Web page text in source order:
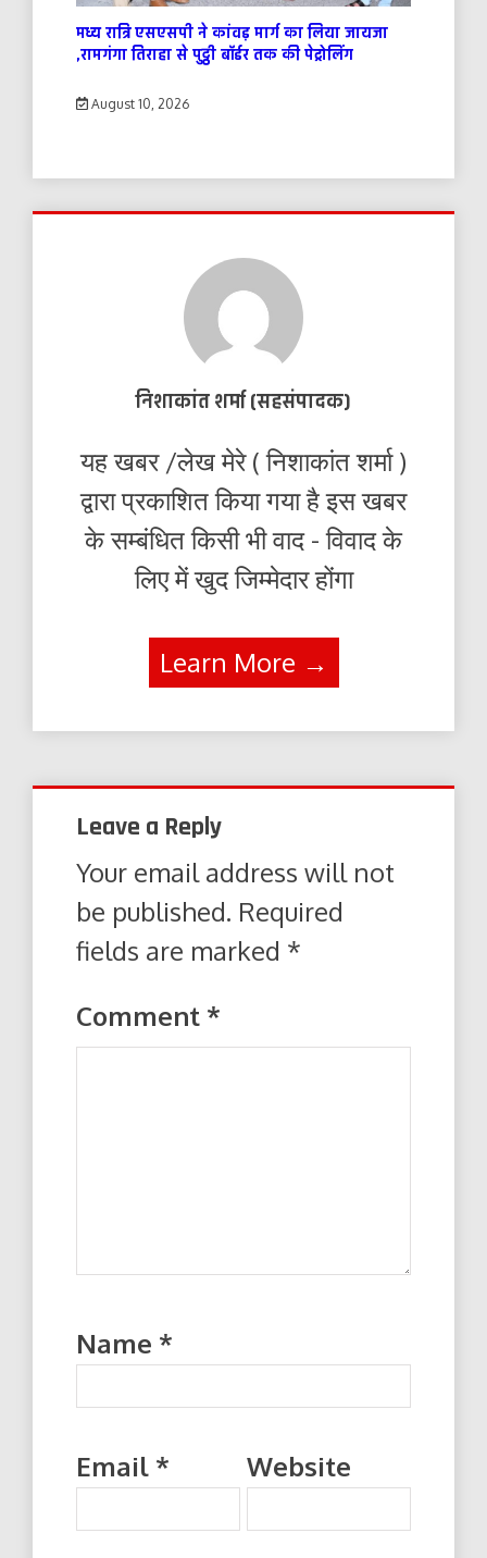
मध्य रात्रि एसएसपी ने कांवड़ मार्ग का लिया जायजा
,रामगंगा तिराहा से पुट्ठी बॉर्डर तक की पेट्रोलिंग
August 10, 2026
निशाकांत शर्मा (सहसंपादक)
यह खबर /लेख मेरे ( निशाकांत शर्मा )
द्वारा प्रकाशित किया गया है इस खबर
के सम्बंधित किसी भी वाद - विवाद के
लिए में खुद जिम्मेदार होंगा
Learn More →
Leave a Reply
Your email address will not
be published. Required
fields are marked *
Comment *
Name *
Email * Website